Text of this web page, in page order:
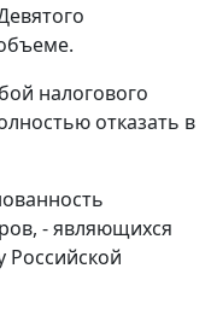
налогового
отказать в
- являющихся
Российской